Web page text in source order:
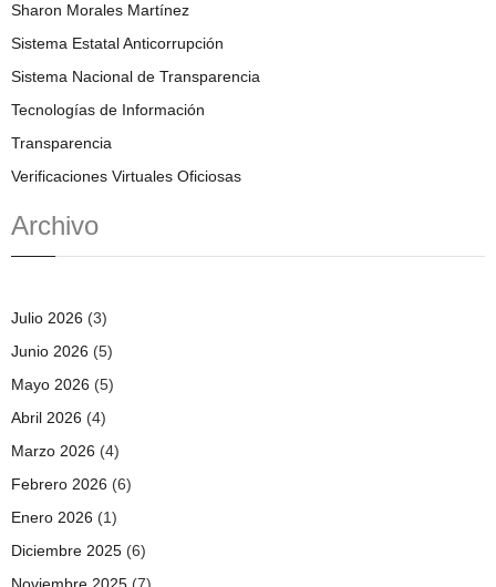
Sharon Morales Martínez
Sistema Estatal Anticorrupción
Sistema Nacional de Transparencia
Tecnologías de Información
Transparencia
Verificaciones Virtuales Oficiosas
Archivo
Julio 2026 (3)
Junio 2026 (5)
Mayo 2026 (5)
Abril 2026 (4)
Marzo 2026 (4)
Febrero 2026 (6)
Enero 2026 (1)
Diciembre 2025 (6)